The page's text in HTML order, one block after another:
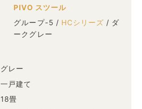
PIVO スツール
グループ-5 / HCシリーズ / ダ
ークグレー
グレー
一戸建て
18畳